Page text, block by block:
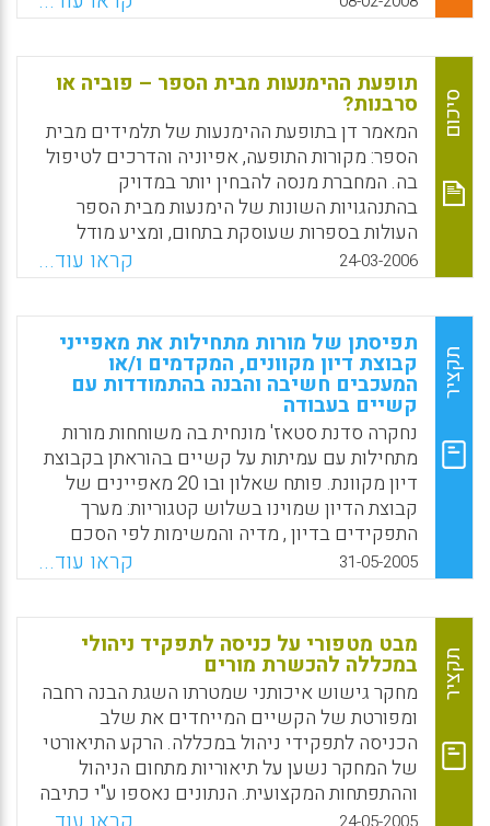
המקשה עליהם לזכור הנחיות מילוליות, שמות
ומספרים. המורים מזהים בטעות תלמידים אלו
כתלמידים תת-הישגיים בעלי מוטיבציה נמוכה,
אך למעשה סובלים תלמידים אלו מחסכים
בניהול הזיכרון הקוגניטיבי שלהם. במקום לתייג
תלמידים אלו כתת-הישגיים, צריכים המורים כבר
בשלבים מוקדמים להקנות להם אסטרטגיות
למידה לזכירת עובדות ושמות תוך התמודדות עם
קשיי הזיכרון שלהם. קשיי הזיכרון אינם קשורים
להבנה אלא ליכולת לאחסן עובדות, מילים
ומספרים בגלל מבנה קוגניטיבי לקוי של מערכת
היסודיים. בשלבים מאוחרים יותר של למידה
בבתי ספר תיכוניים או באוניברסיטה לומדים
התלמידים להתמודד עם בעיות אלו, אך בבתי
הספר היסודיים הם זקוקים להנחיה של המורים
ולהקניית אסטרטגיות למידה מתאימות.
WhatsApp
Facebook
Email
X
סיכום
תופעת ההימנעות מבית הספר – פוביה או
סרבנות?
המאמר דן בתופעת ההימנעות של תלמידים מבית
הספר: מקורות התופעה, אפיוניה והדרכים לטיפול
בה. המחברת מנסה להבחין יותר במדויק
בהתנהגויות השונות של הימנעות מבית הספר
העולות בספרות שעוסקת בתחום, ומציע מודל
מקיף ודיפרנציאלי של התופעה. מודגש הצורך
לשלב טיפולים שונים, הן קצרי טווח והן ארוכי
טווח, בעבודה עם הילדים עצמם, אך גם עם
הוריהם ועם המערכות הקולטות אותם, מתוך
התייחסות רב-מקצועית לתופעת ההימנעות
ובעירוב גורמי טיפול, חינוך ורווחה. (צילה טנא)
WhatsApp
Facebook
Email
X
24-03-2006 קראו עוד...
תקציר
תפיסתן של מורות מתחילות את מאפייני
קבוצת דיון מקוונים, המקדמים ו/או
המעכבים חשיבה והבנה בהתמודדות עם
קשיים בעבודה
נחקרה סדנת סטאז' מונחית בה משוחחות מורות
מתחילות עם עמיתות על קשיים בהוראתן בקבוצת
דיון מקוונת. פותח שאלון ובו 20 מאפיינים של
קבוצת הדיון שמוינו בשלוש קטגוריות: מערך
התפקידים בדיון , מדיה והמשימות לפי הסכם
השתתפות. נמצא שהמשתתפות תפסו את השיחה
המקוונת כמקדמת הבנה על קשיים וחשיבה על
דרכי התמודדות. מצגת מתוך הרצאתם של צביה
לוטן ויצחק גילת בכנס "גולשים באינטרנט 6",
שהתקיים במכון מופ"ת, 31.5.05
WhatsApp
Facebook
Email
X
31-05-2005 קראו עוד...
תקציר
מבט מטפורי על כניסה לתפקיד ניהולי
במכללה להכשרת מורים
מחקר גישוש איכותני שמטרתו השגת הבנה רחבה
ומפורטת של הקשיים המייחדים את שלב
הכניסה לתפקידי ניהול במכללה. הרקע התיאורטי
של המחקר נשען על תיאוריות מתחום הניהול
וההתפתחות המקצועית. הנתונים נאספו ע"י כתיבה
נרטיבית, מסמכים כתובים וריאיון עומק עם נחקר